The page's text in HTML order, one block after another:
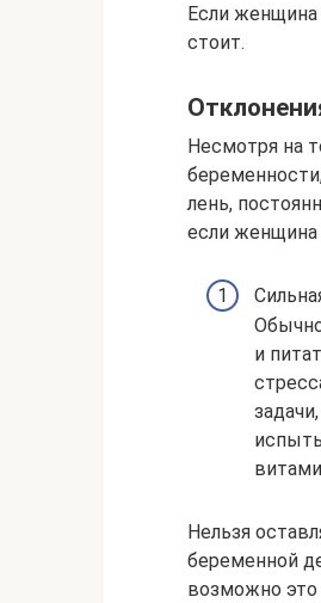
Если женщина
стоит.
Несмотря на
лень,
если
и
Нельзя
беременной
возможно это